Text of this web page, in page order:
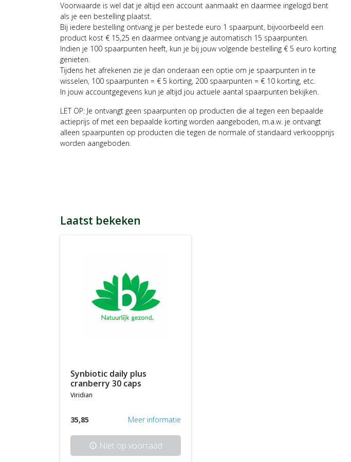
Voorwaarde is wel dat je altijd een account aanmaakt en daarmee ingelogd bent
als je een bestelling plaatst.
Bij iedere bestelling ontvang je per bestede euro 1 spaarpunt, bijvoorbeeld een
product kost € 15,25 en daarmee ontvang je automatisch 15 spaarpunten.
Indien je 100 spaarpunten heeft, kun je bij jouw volgende bestelling € 5 euro korting
genieten.
Tijdens het afrekenen zie je dan onderaan een optie om je spaarpunten in te
wisselen, 100 spaarpunten = € 5 korting, 200 spaarpunten = € 10 korting, etc.
In jouw accountgegevens kun je altijd jou actuele aantal spaarpunten bekijken.
LET OP: Je ontvangt geen spaarpunten op producten die al tegen een bepaalde
actieprijs of met een bepaalde korting worden aangeboden, m.a.w. je ontvangt
alleen spaarpunten op producten die tegen de normale of standaard verkoopprijs
worden aangeboden.
Laatst bekeken
synbiotic daily plus
cranberry 30 caps
viridian
35,85 Meer informatie
info Niet op voorraad